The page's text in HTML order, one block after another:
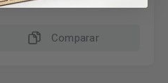
Comparar